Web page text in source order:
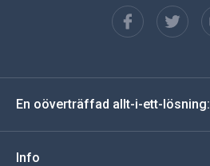
Spanska
tyska
En oöverträffad allt-i-ett-lösning:
Info